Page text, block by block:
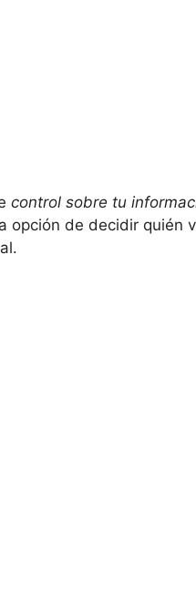
control sobre tu
opción de decidir quién